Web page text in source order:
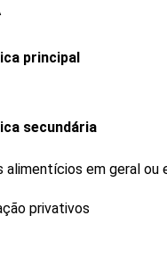
principal
secundária
em geral
privativos